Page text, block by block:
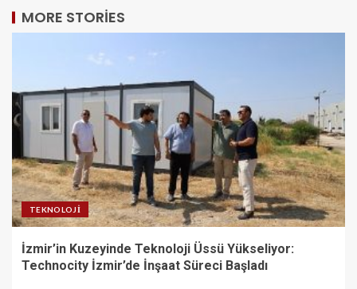
MORE STORIES
TEKNOLOJI
İzmir’in Kuzeyinde Teknoloji Üssü Yükseliyor:
Technocity İzmir’de İnşaat Süreci Başladı